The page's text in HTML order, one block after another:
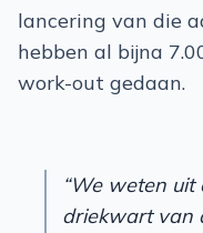
lancering van die
hebben al bijna
work-out gedaan.
“We weten
driekwart van